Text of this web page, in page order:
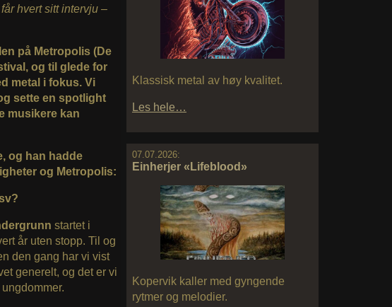
Klassisk metal av høy kvalitet.
Les hele…
07.07.2026:
Einherjer «Lifeblood»
Kopervik kaller med gyngende
rytmer og melodier.
hvert sitt intervju –
på Metropolis (De
og til glede for
metal i fokus. Vi
sette en spotlight
musikere kan
og han hadde
og Metropolis:
startet i
år uten stopp. Til og
den gang har vi vist
generelt, og det er vi